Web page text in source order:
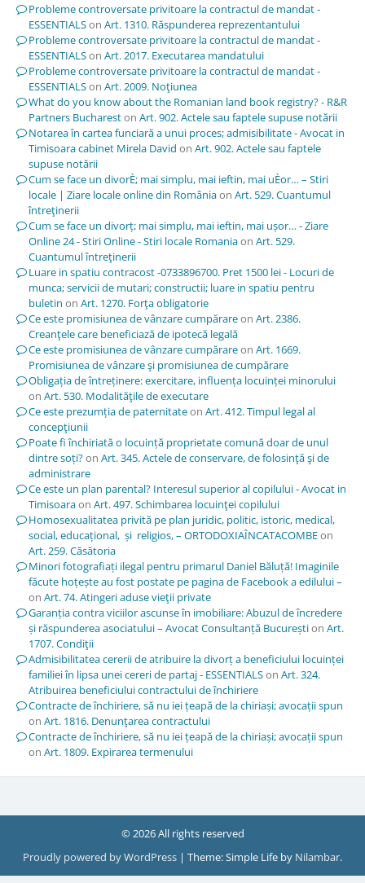
Probleme controversate privitoare la contractul de mandat -
ESSENTIALSon Art. 1310. Răspunderea reprezentantului
Probleme controversate privitoare la contractul de mandat -
ESSENTIALSon Art. 2017. Executarea mandatului
Probleme controversate privitoare la contractul de mandat -
ESSENTIALSon Art. 2009. Noţiunea
What do you know about the Romanian land book registry? - R&R
Partners Buchareston Art. 902. Actele sau faptele supuse notării
Notarea în cartea funciară a unui proces; admisibilitate - Avocat in
Timisoara cabinet Mirela David on Art. 902. Actele sau faptele
supuse notării
Cum se face un divorÈ; mai simplu, mai ieftin, mai uÈor… – Stiri
locale | Ziare locale online din Româniaon Art. 529. Cuantumul
întreţinerii
Cum se face un divorț; mai simplu, mai ieftin, mai ușor… - Ziare
Online 24 - Stiri Online - Stiri locale Romaniaon Art. 529.
Cuantumul întreţinerii
Luare in spatiu contracost -0733896700. Pret 1500 lei - Locuri de
munca; servicii de mutari; constructii; luare in spatiu pentru
buletin on Art. 1270. Forţa obligatorie
Ce este promisiunea de vânzare cumpărareon Art. 2386.
Creanţele care beneficiază de ipotecă legală
Ce este promisiunea de vânzare cumpărareon Art. 1669.
Promisiunea de vânzare şi promisiunea de cumpărare
Obligația de întreținere: exercitare, influența locuinței minorului
on Art. 530. Modalităţile de executare
Ce este prezumția de paternitateon Art. 412. Timpul legal al
concepţiunii
Poate fi închiriată o locuință proprietate comună doar de unul
dintre soți?on Art. 345. Actele de conservare, de folosinţă şi de
administrare
Ce este un plan parental? Interesul superior al copilului - Avocat in
Timisoaraon Art. 497. Schimbarea locuinţei copilului
Homosexualitatea privită pe plan juridic, politic, istoric, medical,
social, educațional, și religios, – ORTODOXIAÎNCATACOMBEon
Art. 259. Căsătoria
Minori fotografiați ilegal pentru primarul Daniel Băluță! Imaginile
făcute hoțește au fost postate pe pagina de Facebook a edilului –
on Art. 74. Atingeri aduse vieţii private
Garanția contra viciilor ascunse în imobiliare: Abuzul de încredere
și răspunderea asociatului – Avocat Consultanță Bucureștion Art.
1707. Condiţii
Admisibilitatea cererii de atribuire la divorț a beneficiului locuinței
familiei în lipsa unei cereri de partaj - ESSENTIALSon Art. 324.
Atribuirea beneficiului contractului de închiriere
Contracte de închiriere, să nu iei țeapă de la chiriași; avocații spun
on Art. 1816. Denunţarea contractului
Contracte de închiriere, să nu iei țeapă de la chiriași; avocații spun
on Art. 1809. Expirarea termenului
© 2026 All rights reserved
Proudly powered by WordPress | Theme: Simple Life by Nilambar.